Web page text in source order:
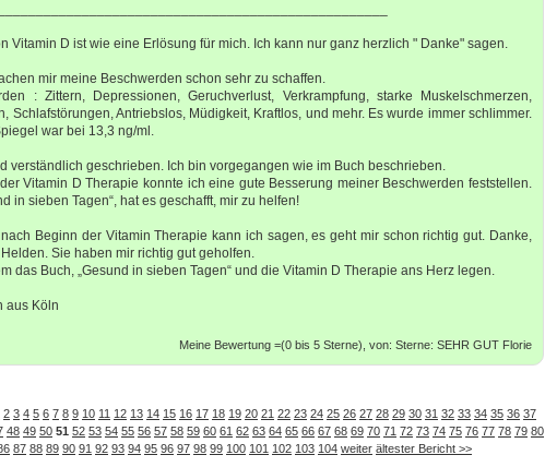
Vitamin D ist wie eine Erlösung für mich. Ich kann nur ganz herzlich " Danke" sagen.
mir meine Beschwerden schon sehr zu schaffen.
: Zittern, Depressionen, Geruchverlust, Verkrampfung, starke Muskelschmerzen,
Schlafstörungen, Antriebslos, Müdigkeit, Kraftlos, und mehr. Es wurde immer schlimmer.
war bei 13,3 ng/ml.
verständlich geschrieben. Ich bin vorgegangen wie im Buch beschrieben.
Vitamin D Therapie konnte ich eine gute Besserung meiner Beschwerden feststellen.
in sieben Tagen“, hat es geschafft, mir zu helfen!
Beginn der Vitamin Therapie kann ich sagen, es geht mir schon richtig gut. Danke,
Sie haben mir richtig gut geholfen.
das Buch, „Gesund in sieben Tagen“ und die Vitamin D Therapie ans Herz legen.
aus Köln
Meine Bewertung =(0 bis 5 Sterne), von: Sterne: SEHR GUT Florie
2 3 4 5 6 7 8 9 10 11 12 13 14 15 16 17 18 19 20 21 22 23 24 25 26 27 28 29 30 31 32 33 34 35 36 37
48 49 50 51 52 53 54 55 56 57 58 59 60 61 62 63 64 65 66 67 68 69 70 71 72 73 74 75 76 77 78 79 80
87 88 89 90 91 92 93 94 95 96 97 98 99 100 101 102 103 104 weiter ältester Bericht >>